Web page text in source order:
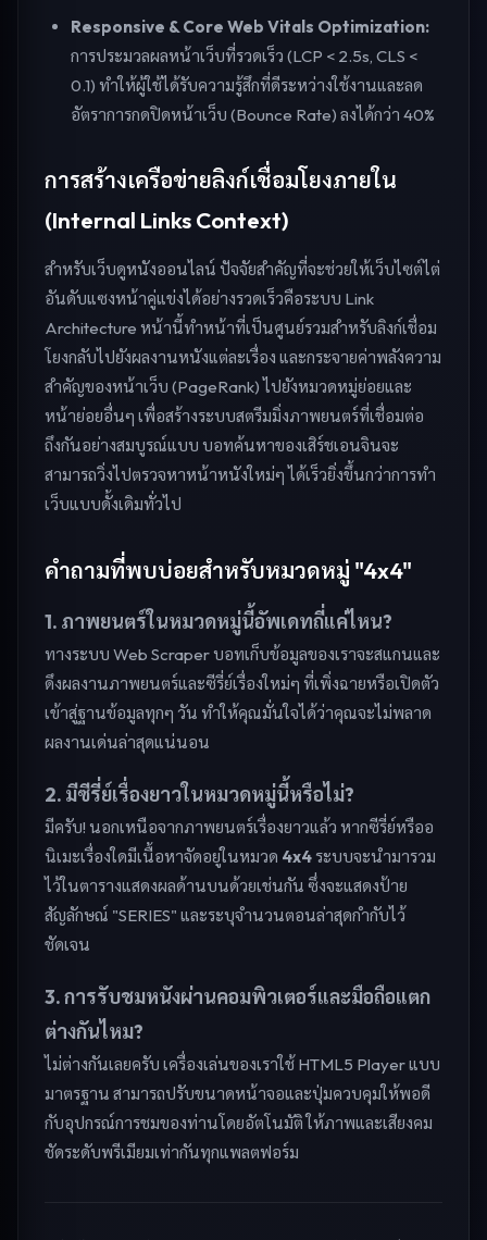
Responsive & Core Web Vitals Optimization:
การประมวลผลหน้าเว็บที่รวดเร็ว (LCP < 2.5s, CLS <
0.1) ทำให้ผู้ใช้ได้รับความรู้สึกที่ดีระหว่างใช้งานและลด
อัตราการกดปิดหน้าเว็บ (Bounce Rate) ลงได้กว่า 40%
การสร้างเครือข่ายลิงก์เชื่อมโยงภายใน
(Internal Links Context)
สำหรับเว็บดูหนังออนไลน์ ปัจจัยสำคัญที่จะช่วยให้เว็บไซต์ไต่
อันดับแซงหน้าคู่แข่งได้อย่างรวดเร็วคือระบบ Link
Architecture หน้านี้ทำหน้าที่เป็นศูนย์รวมสำหรับลิงก์เชื่อม
โยงกลับไปยังผลงานหนังแต่ละเรื่อง และกระจายค่าพลังความ
สำคัญของหน้าเว็บ (PageRank) ไปยังหมวดหมู่ย่อยและ
หน้าย่อยอื่นๆ เพื่อสร้างระบบสตรีมมิ่งภาพยนตร์ที่เชื่อมต่อ
ถึงกันอย่างสมบูรณ์แบบ บอทค้นหาของเสิร์ชเอนจินจะ
สามารถวิ่งไปตรวจหาหน้าหนังใหม่ๆ ได้เร็วยิ่งขึ้นกว่าการทำ
เว็บแบบดั้งเดิมทั่วไป
คำถามที่พบบ่อยสำหรับหมวดหมู่ "4x4"
1. ภาพยนตร์ในหมวดหมู่นี้อัพเดทถี่แค่ไหน?
ทางระบบ Web Scraper บอทเก็บข้อมูลของเราจะสแกนและ
ดึงผลงานภาพยนตร์และซีรี่ย์เรื่องใหม่ๆ ที่เพิ่งฉายหรือเปิดตัว
เข้าสู่ฐานข้อมูลทุกๆ วัน ทำให้คุณมั่นใจได้ว่าคุณจะไม่พลาด
ผลงานเด่นล่าสุดแน่นอน
2. มีซีรี่ย์เรื่องยาวในหมวดหมู่นี้หรือไม่?
มีครับ! นอกเหนือจากภาพยนตร์เรื่องยาวแล้ว หากซีรี่ย์หรืออ
นิเมะเรื่องใดมีเนื้อหาจัดอยู่ในหมวด 4x4 ระบบจะนำมารวม
ไว้ในตารางแสดงผลด้านบนด้วยเช่นกัน ซึ่งจะแสดงป้าย
สัญลักษณ์ "SERIES" และระบุจำนวนตอนล่าสุดกำกับไว้
ชัดเจน
3. การรับชมหนังผ่านคอมพิวเตอร์และมือถือแตก
ต่างกันไหม?
ไม่ต่างกันเลยครับ เครื่องเล่นของเราใช้ HTML5 Player แบบ
มาตรฐาน สามารถปรับขนาดหน้าจอและปุ่มควบคุมให้พอดี
กับอุปกรณ์การชมของท่านโดยอัตโนมัติ ให้ภาพและเสียงคม
ชัดระดับพรีเมียมเท่ากันทุกแพลตฟอร์ม